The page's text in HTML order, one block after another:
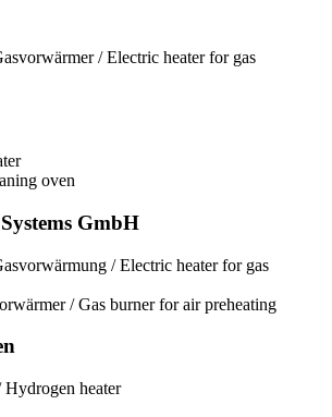
/ Electric heater for gas
oven
GmbH
/ Electric heater for gas
/ Gas burner for air preheating
Hydrogen heater